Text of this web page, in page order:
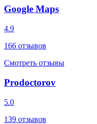
Google Maps
4.9
166 отзывов
Смотреть отзывы
Prodoctorov
5.0
139 отзывов